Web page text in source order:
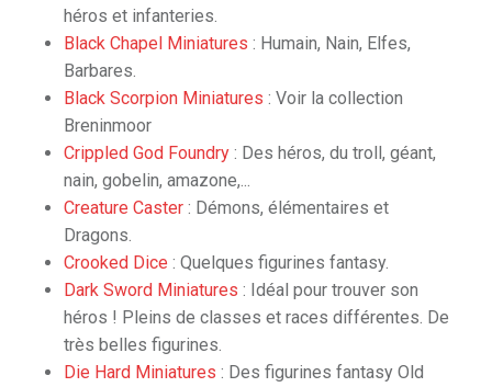
héros et infanteries.
Black Chapel Miniatures : Humain, Nain, Elfes,
Barbares.
Black Scorpion Miniatures : Voir la collection
Breninmoor
Crippled God Foundry: Des héros, du troll, géant,
nain, gobelin, amazone,...
Creature Caster : Démons, élémentaires et
Dragons.
Crooked Dice : Quelques figurines fantasy.
Dark Sword Miniatures : Idéal pour trouver son
héros ! Pleins de classes et races différentes. De
très belles figurines.
Die Hard Miniatures : Des figurines fantasy Old